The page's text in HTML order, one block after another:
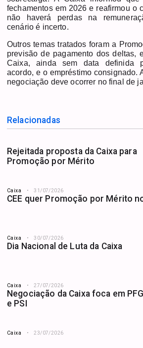
fechamentos em 2026 e reafirmou o
não haverá perdas na
cenário é incerto.
Outros temas tratados foram a
previsão de pagamento dos deltas,
Caixa, ainda sem data definida
acordo, e o empréstimo consignado.
negociação deve ocorrer no final de
Relacionadas
Rejeitada proposta da Caixa para
Promoção por Mérito
Caixa 31/07/2026
CEE quer Promoção por Mérito
Caixa 30/07/2026
Dia Nacional de Luta da Caixa
Caixa 27/07/2026
Negociação da Caixa foca em
e PSI
Caixa 23/07/2026